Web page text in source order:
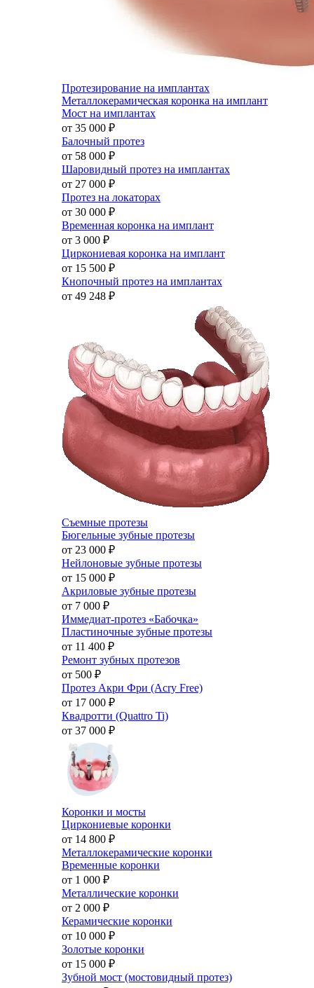
Протезирование на имплантах
Металлокерамическая коронка на имплант
Мост на имплантах
от 35 000 ₽
Балочный протез
от 58 000 ₽
Шаровидный протез на имплантах
от 27 000 ₽
Протез на локаторах
от 30 000 ₽
Временная коронка на имплант
от 3 000 ₽
Циркониевая коронка на имплант
от 15 500 ₽
Кнопочный протез на имплантах
от 49 248 ₽
Съемные протезы
Бюгельные зубные протезы
от 23 000 ₽
Нейлоновые зубные протезы
от 15 000 ₽
Акриловые зубные протезы
от 7 000 ₽
Иммедиат-протез «Бабочка»
Пластиночные зубные протезы
от 11 400 ₽
Ремонт зубных протезов
от 500 ₽
Протез Акри Фри (Acry Free)
от 17 000 ₽
Квадротти (Quattro Ti)
от 37 000 ₽
Коронки и мосты
Циркониевые коронки
от 14 800 ₽
Металлокерамические коронки
Временные коронки
от 1 000 ₽
Металлические коронки
от 2 000 ₽
Керамические коронки
от 10 000 ₽
Золотые коронки
от 15 000 ₽
Зубной мост (мостовидный протез)